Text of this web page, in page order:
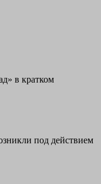
в кратком
под действием